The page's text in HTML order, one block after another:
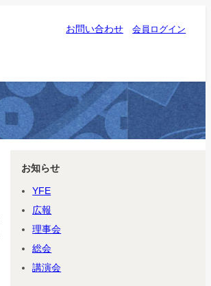
お問い合わせ 会員ログイン
お知らせ
YFE
広報
理事会
総会
講演会